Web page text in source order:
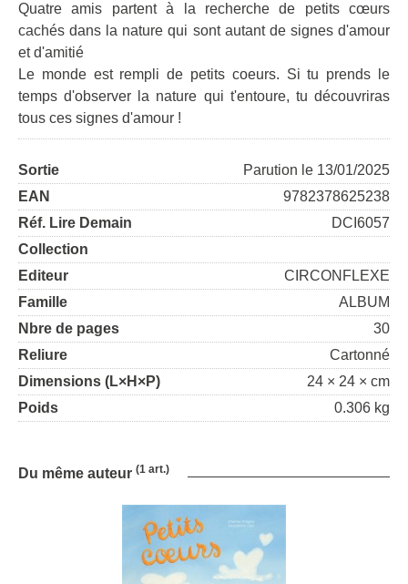
Quatre amis partent à la recherche de petits cœurs
cachés dans la nature qui sont autant de signes d'amour
et d'amitié
Le monde est rempli de petits coeurs. Si tu prends le
temps d'observer la nature qui t'entoure, tu découvriras
tous ces signes d'amour !
Sortie
Parution le 13/01/2025
EAN
9782378625238
Réf. Lire Demain
DCI6057
Collection
Editeur
CIRCONFLEXE
Famille
ALBUM
Nbre de pages
30
Reliure
Cartonné
Dimensions (L×H×P)
24 × 24 × cm
Poids
0.306 kg
Du même auteur (1 art.)